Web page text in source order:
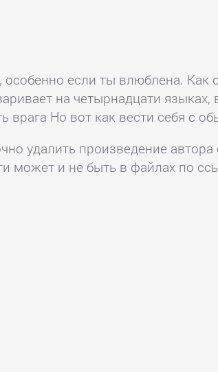
если ты влюблена. Как
на четырнадцати языках,
врага Но вот как вести себя с
удалить произведение автора
может и не быть в файлах по